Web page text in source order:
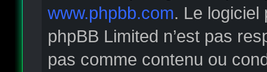
www.phpbb.com. Le logiciel
phpBB Limited n’est pas
pas comme contenu ou